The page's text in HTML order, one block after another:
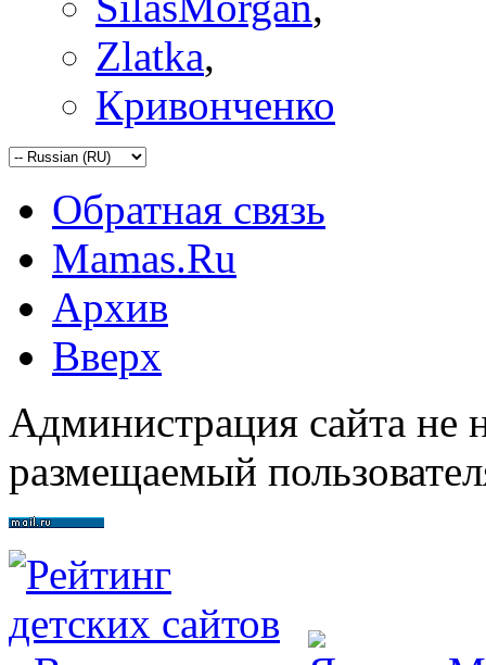
Zlatka,
Кривонченко
Обратная связь
Mamas.Ru
Архив
Вверх
Администрация сайта не
размещаемый